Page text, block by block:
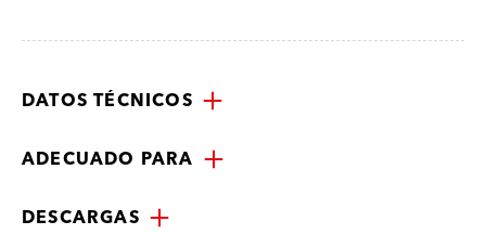
DATOS TÉCNICOS
ADECUADO PARA
DESCARGAS